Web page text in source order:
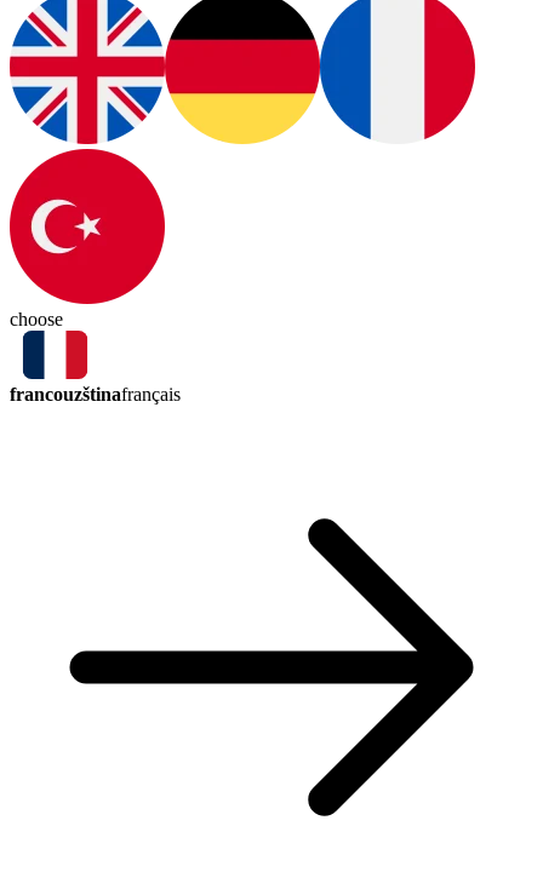
choose
francouzštinafrançais